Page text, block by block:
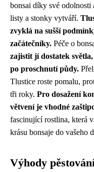
bonsai díky své
listy a stonky vytváří.
zvyklá na sušší
začátečníky. Péče o
zajistit jí dostatek
po proschnutí půdy.
Tlustice roste pomalu,
tři roky. Pro dosažení
větvení je vhodné
fascinující rostlina, která
krásu bonsaje do vašeho
Výhody